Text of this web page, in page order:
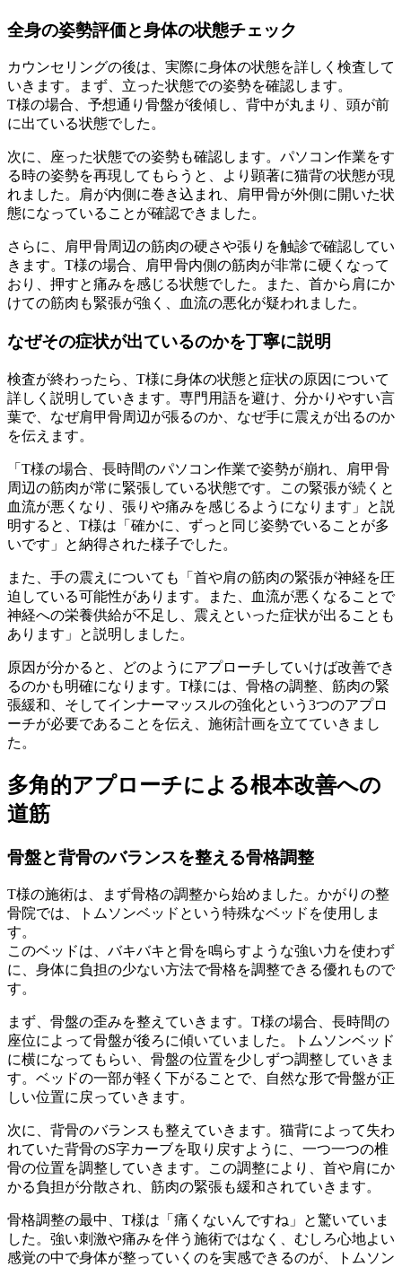
全身の姿勢評価と身体の状態チェック
カウンセリングの後は、実際に身体の状態を詳しく検査して
いきます。まず、立った状態での姿勢を確認します。
T様の場合、予想通り骨盤が後傾し、背中が丸まり、頭が前
に出ている状態でした。
次に、座った状態での姿勢も確認します。パソコン作業をす
る時の姿勢を再現してもらうと、より顕著に猫背の状態が現
れました。肩が内側に巻き込まれ、肩甲骨が外側に開いた状
態になっていることが確認できました。
さらに、肩甲骨周辺の筋肉の硬さや張りを触診で確認してい
きます。T様の場合、肩甲骨内側の筋肉が非常に硬くなって
おり、押すと痛みを感じる状態でした。また、首から肩にか
けての筋肉も緊張が強く、血流の悪化が疑われました。
なぜその症状が出ているのかを丁寧に説明
検査が終わったら、T様に身体の状態と症状の原因について
詳しく説明していきます。専門用語を避け、分かりやすい言
葉で、なぜ肩甲骨周辺が張るのか、なぜ手に震えが出るのか
を伝えます。
「T様の場合、長時間のパソコン作業で姿勢が崩れ、肩甲骨
周辺の筋肉が常に緊張している状態です。この緊張が続くと
血流が悪くなり、張りや痛みを感じるようになります」と説
明すると、T様は「確かに、ずっと同じ姿勢でいることが多
いです」と納得された様子でした。
また、手の震えについても「首や肩の筋肉の緊張が神経を圧
迫している可能性があります。また、血流が悪くなることで
神経への栄養供給が不足し、震えといった症状が出ることも
あります」と説明しました。
原因が分かると、どのようにアプローチしていけば改善でき
るのかも明確になります。T様には、骨格の調整、筋肉の緊
張緩和、そしてインナーマッスルの強化という3つのアプロ
ーチが必要であることを伝え、施術計画を立てていきまし
た。
多角的アプローチによる根本改善への
道筋
骨盤と背骨のバランスを整える骨格調整
T様の施術は、まず骨格の調整から始めました。かがりの整
骨院では、トムソンベッドという特殊なベッドを使用しま
す。
このベッドは、バキバキと骨を鳴らすような強い力を使わず
に、身体に負担の少ない方法で骨格を調整できる優れもので
す。
まず、骨盤の歪みを整えていきます。T様の場合、長時間の
座位によって骨盤が後ろに傾いていました。トムソンベッド
に横になってもらい、骨盤の位置を少しずつ調整していきま
す。ベッドの一部が軽く下がることで、自然な形で骨盤が正
しい位置に戻っていきます。
次に、背骨のバランスも整えていきます。猫背によって失わ
れていた背骨のS字カーブを取り戻すように、一つ一つの椎
骨の位置を調整していきます。この調整により、首や肩にか
かる負担が分散され、筋肉の緊張も緩和されていきます。
骨格調整の最中、T様は「痛くないんですね」と驚いていま
した。強い刺激や痛みを伴う施術ではなく、むしろ心地よい
感覚の中で身体が整っていくのを実感できるのが、トムソン